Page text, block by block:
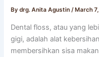
Bydrg. Anita Agustin/ March
Dental floss, atau yang
gigi, adalah alat
membersihkan sisa